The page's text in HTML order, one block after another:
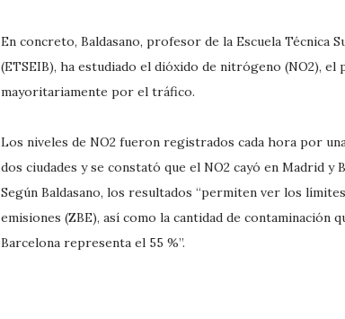
En concreto, Baldasano, profesor de la Escuela Técnica
(ETSEIB), ha estudiado el dióxido de nitrógeno (NO2), el
mayoritariamente por el tráfico.
Los niveles de NO2 fueron registrados cada hora por
dos ciudades y se constató que el NO2 cayó en Madrid y
Según Baldasano, los resultados “permiten ver los
emisiones (ZBE), así como la cantidad de contaminación
Barcelona representa el 55 %”.